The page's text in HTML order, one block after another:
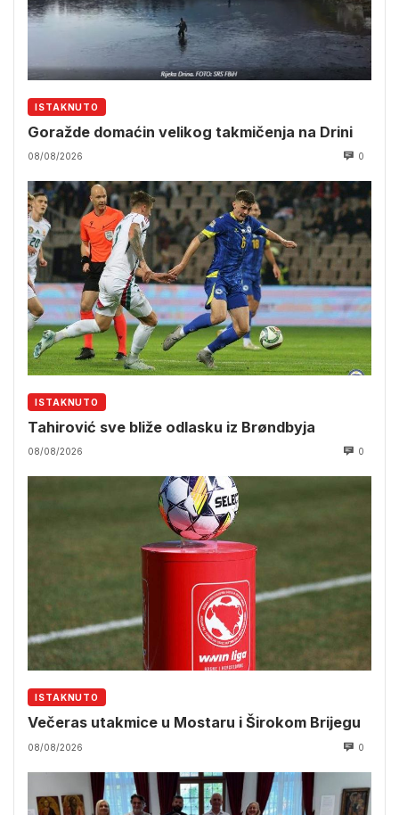
ISTAKNUTO
Goražde domaćin velikog takmičenja na Drini
08/08/2026 0
ISTAKNUTO
Tahirović sve bliže odlasku iz Brøndbyja
08/08/2026 0
ISTAKNUTO
Večeras utakmice u Mostaru i Širokom Brijegu
08/08/2026 0